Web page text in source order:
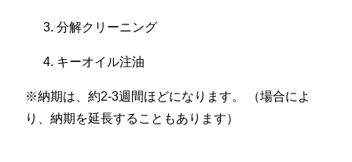
分解クリーニング
キーオイル注油
※納期は、約2-3週間ほどになります。 （場合によ
り、納期を延長することもあります）